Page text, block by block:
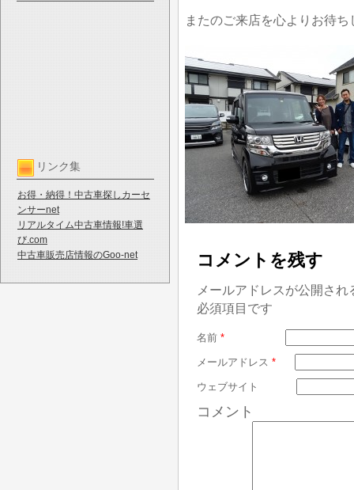
リンク集
お得・納得！中古車探しカーセ
ンサーnet
リアルタイム中古車情報!車選
び.com
中古車販売店情報のGoo-net
またのご来店を心よりお待
コメントを残す
メールアドレスが公開さ
必須項目です
名前 *
メールアドレス *
ウェブサイト
コメント